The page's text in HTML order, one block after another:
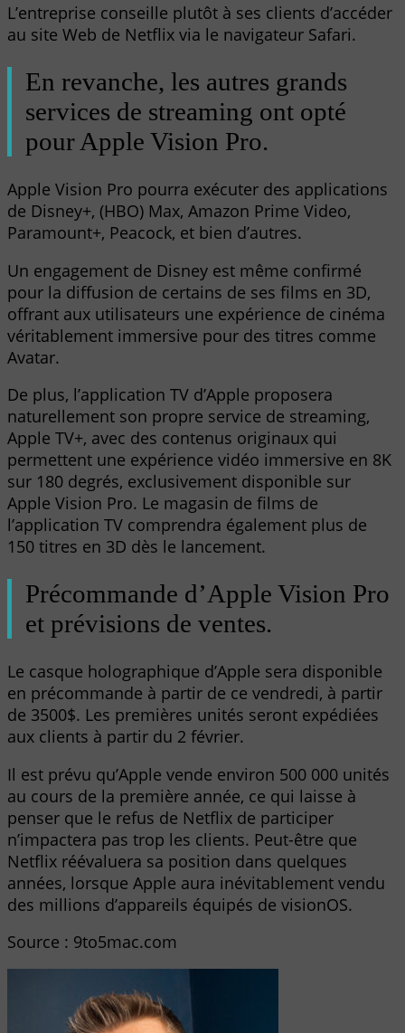
L’entreprise conseille plutôt à ses clients d’accéder
au site Web de Netflix via le navigateur Safari.
En revanche, les autres grands
services de streaming ont opté
pour Apple Vision Pro.
Apple Vision Pro pourra exécuter des applications
de Disney+, (HBO) Max, Amazon Prime Video,
Paramount+, Peacock, et bien d’autres.
Un engagement de Disney est même confirmé
pour la diffusion de certains de ses films en 3D,
offrant aux utilisateurs une expérience de cinéma
véritablement immersive pour des titres comme
Avatar.
De plus, l’application TV d’Apple proposera
naturellement son propre service de streaming,
Apple TV+, avec des contenus originaux qui
permettent une expérience vidéo immersive en 8K
sur 180 degrés, exclusivement disponible sur
Apple Vision Pro. Le magasin de films de
l’application TV comprendra également plus de
150 titres en 3D dès le lancement.
Précommande d’Apple Vision Pro
et prévisions de ventes.
Le casque holographique d’Apple sera disponible
en précommande à partir de ce vendredi, à partir
de 3500$. Les premières unités seront expédiées
aux clients à partir du 2 février.
Il est prévu qu’Apple vende environ 500 000 unités
au cours de la première année, ce qui laisse à
penser que le refus de Netflix de participer
n’impactera pas trop les clients. Peut-être que
Netflix réévaluera sa position dans quelques
années, lorsque Apple aura inévitablement vendu
des millions d’appareils équipés de visionOS.
Source : 9to5mac.com